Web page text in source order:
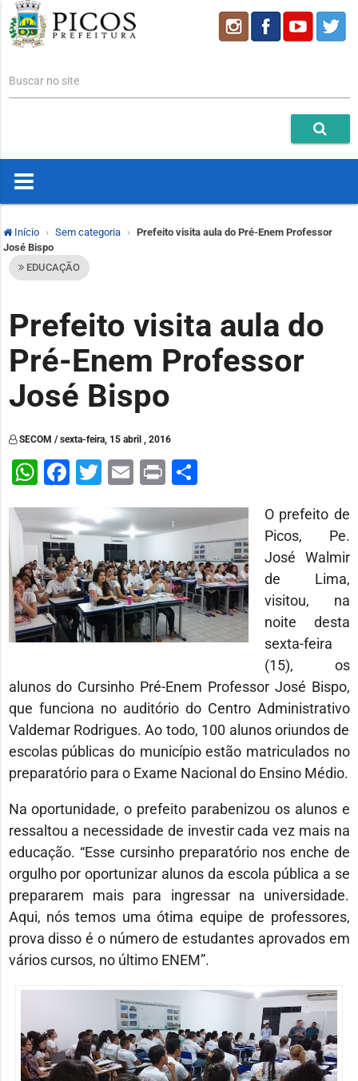
Buscar no site
Início Sem categoria
Prefeito visita aula do Pré-Enem Professor
José Bispo
EDUCAÇÃO
Prefeito visita aula do
Pré-Enem Professor
José Bispo
SECOM / sexta-feira, 15 abril , 2016
WhatsApp
Facebook
Twitter
Email
PrintShare
O prefeito de
Picos, Pe.
José Walmir
de Lima,
visitou, na
noite desta
sexta-feira
(15), os
alunos do Cursinho Pré-Enem Professor José Bispo,
que funciona no auditório do Centro Administrativo
Valdemar Rodrigues. Ao todo, 100 alunos oriundos de
escolas públicas do município estão matriculados no
preparatório para o Exame Nacional do Ensino Médio.
Na oportunidade, o prefeito parabenizou os alunos e
ressaltou a necessidade de investir cada vez mais na
educação. “Esse cursinho preparatório nos enche de
orgulho por oportunizar alunos da escola pública a se
prepararem mais para ingressar na universidade.
Aqui, nós temos uma ótima equipe de professores,
prova disso é o número de estudantes aprovados em
vários cursos, no último ENEM”.